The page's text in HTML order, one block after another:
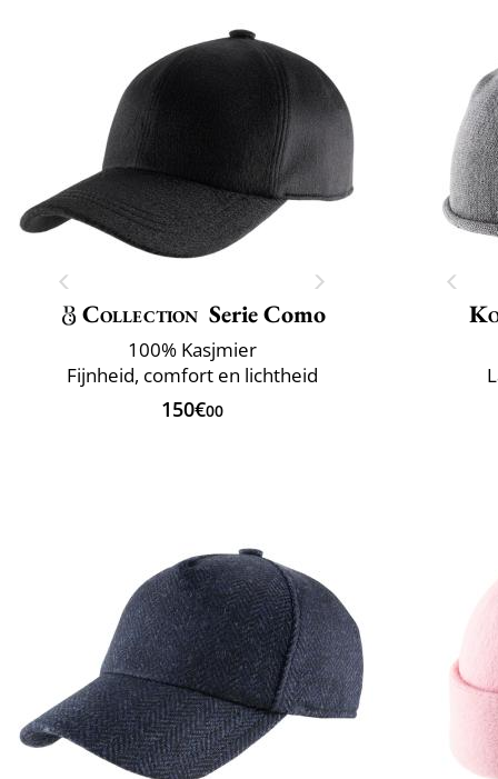
Collection Serie Como
100% Kasjmier
Fijnheid, comfort en lichtheid
150€00